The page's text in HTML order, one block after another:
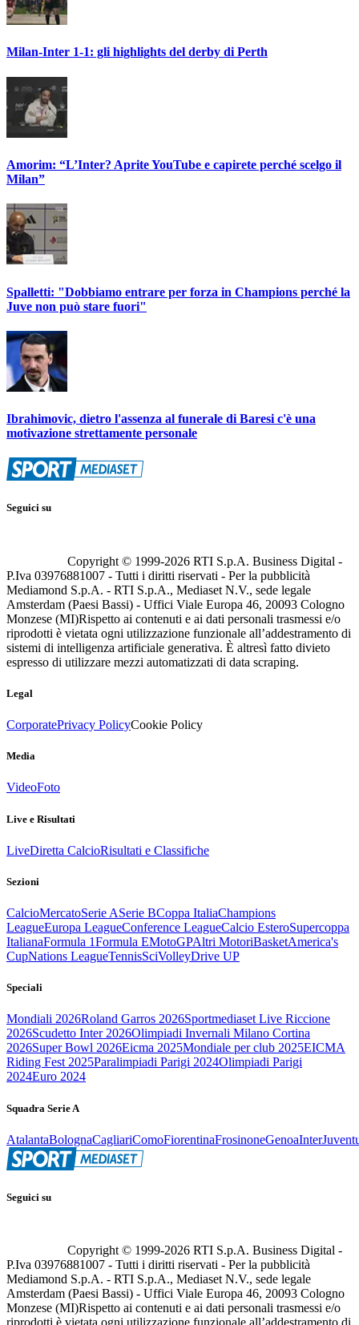
Milan-Inter 1-1: gli highlights del derby di Perth
Amorim: “L’Inter? Aprite YouTube e capirete perché scelgo il
Milan”
Spalletti: "Dobbiamo entrare per forza in Champions perché la
Juve non può stare fuori"
Ibrahimovic, dietro l'assenza al funerale di Baresi c'è una
motivazione strettamente personale
Seguici su
Copyright © 1999-2026 RTI S.p.A. Business Digital -
P.Iva 03976881007 - Tutti i diritti riservati - Per la pubblicità
Mediamond S.p.A. - RTI S.p.A., Mediaset N.V., sede legale
Amsterdam (Paesi Bassi) - Uffici Viale Europa 46, 20093 Cologno
Monzese (MI)Rispetto ai contenuti e ai dati personali trasmessi e/o
riprodotti è vietata ogni utilizzazione funzionale all’addestramento di
sistemi di intelligenza artificiale generativa. È altresì fatto divieto
espresso di utilizzare mezzi automatizzati di data scraping.
Legal
CorporatePrivacy PolicyCookie Policy
Media
VideoFoto
Live e Risultati
LiveDiretta CalcioRisultati e Classifiche
Sezioni
CalcioMercatoSerie ASerie BCoppa ItaliaChampions
LeagueEuropa LeagueConference LeagueCalcio EsteroSupercoppa
ItalianaFormula 1Formula EMotoGPAltri MotoriBasketAmerica's
CupNations LeagueTennisSciVolleyDrive UP
Speciali
Mondiali 2026Roland Garros 2026Sportmediaset Live Riccione
2026Scudetto Inter 2026Olimpiadi Invernali Milano Cortina
2026Super Bowl 2026Eicma 2025Mondiale per club 2025EICMA
Riding Fest 2025Paralimpiadi Parigi 2024Olimpiadi Parigi
2024Euro 2024
Squadra Serie A
AtalantaBolognaCagliariComoFiorentinaFrosinoneGenoaInter
Seguici su
Copyright © 1999-2026 RTI S.p.A. Business Digital -
P.Iva 03976881007 - Tutti i diritti riservati - Per la pubblicità
Mediamond S.p.A. - RTI S.p.A., Mediaset N.V., sede legale
Amsterdam (Paesi Bassi) - Uffici Viale Europa 46, 20093 Cologno
Monzese (MI)Rispetto ai contenuti e ai dati personali trasmessi e/o
riprodotti è vietata ogni utilizzazione funzionale all’addestramento di